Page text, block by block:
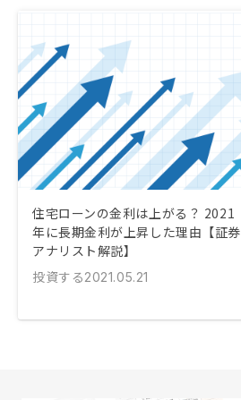
住宅ローンの金利は上がる？ 2021
年に長期金利が上昇した理由【証券
アナリスト解説】
投資する2021.05.21